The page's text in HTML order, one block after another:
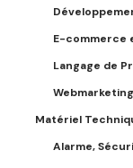
E-commerce
Langage de
Matériel
Alarme,